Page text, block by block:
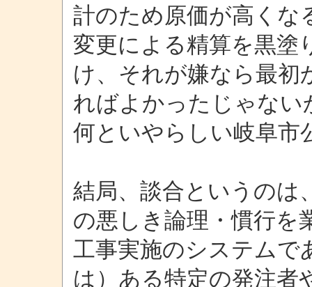
計のため原価が高くな
変更による精算を黒塗
け、それが嫌なら最初
ればよかったじゃない
何といやらしい岐阜市
結局、談合というのは
の悪しき論理・慣行を
工事実施のシステムで
は）ある特定の発注者